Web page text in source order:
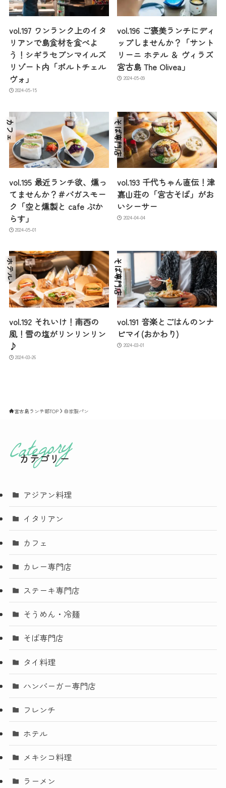
vol.197 ワンランク上のイタ
リアンで島食材を食べよ
う！シギラセブンマイルズ
リゾート内「ポルトチェル
ヴォ」
2024-05-15
vol.196 ご褒美ランチにディ
ップしませんか？「サント
リーニ ホテル ＆ ヴィラズ
宮古島 The Olivea」
2024-05-09
vol.195 最近ランチ欲、燻っ
てませんか？＃バガスモー
ク「空と燻製と cafe ぷか
らす」
2024-05-01
カフェ
vol.193 千代ちゃん直伝！津
嘉山荘の「宮古そば」がお
いシーサー
2024-04-04
そば専門店
vol.192 それいけ！南西の
風！雪の塩がリンリンリン
♪
2024-03-26
ホテル
vol.191 音楽とごはんのンナ
ピマイ(おかわり)
2024-03-01
そば専門店
宮古島ランチ部TOP 自家製パン
カテゴリー
アジアン料理
イタリアン
カフェ
カレー専門店
ステーキ専門店
そうめん・冷麺
そば専門店
タイ料理
ハンバーガー専門店
フレンチ
ホテル
メキシコ料理
ラーメン